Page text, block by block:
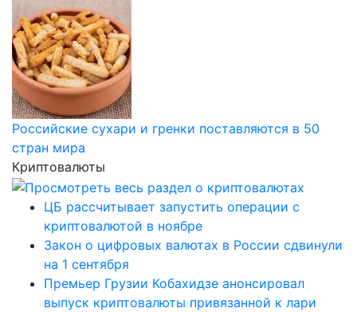
Российские сухари и гренки поставляются в 50
стран мира
Криптовалюты
ЦБ рассчитывает запустить операции с
криптовалютой в ноябре
Закон о цифровых валютах в России сдвинули
на 1 сентября
Премьер Грузии Кобахидзе анонсировал
выпуск криптовалюты привязанной к лари